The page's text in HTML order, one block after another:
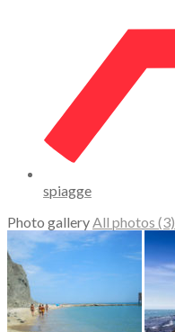
spiagge
Photo galleryAll photos (3)